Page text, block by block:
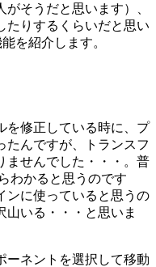
そうだと思います）、
たりするくらいだと思い
を紹介します。
を修正している時に、プ
たんですが、トランスフ
ませんでした・・・。普
わかると思うのです
ンに使っていると思うの
山いる・・・と思いま
ーネントを選択して移動